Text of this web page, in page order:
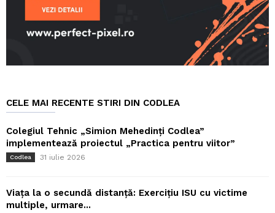
CELE MAI RECENTE STIRI DIN CODLEA
Colegiul Tehnic „Simion Mehedinți Codlea”
implementează proiectul „Practica pentru viitor”
Codlea 31 iulie 2026
Viața la o secundă distanță: Exercițiu ISU cu victime
multiple, urmare...